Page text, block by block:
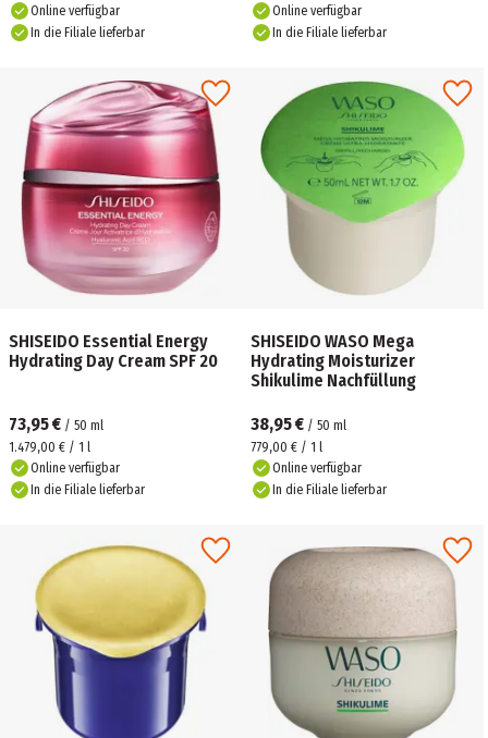
Online verfügbar
In die Filiale lieferbar
Online verfügbar
In die Filiale lieferbar
SHISEIDO Essential Energy
Hydrating Day Cream SPF 20
73,95 € / 50 ml
1.479,00 € / 1 l
Online verfügbar
In die Filiale lieferbar
SHISEIDO WASO Mega
Hydrating Moisturizer
Shikulime Nachfüllung
38,95 € / 50 ml
779,00 € / 1 l
Online verfügbar
In die Filiale lieferbar